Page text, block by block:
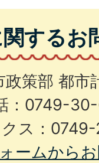
するお
政策部 都市
：0749-
ス：
ームから